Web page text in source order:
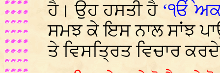
ਹੈ। ਉਹ ਹਸਤੀ ਹੈ ‘ੴ
ਸਮਝ ਕੇ ਇਸ ਨਾਲ ਸਾਂਝ
ਤੇ ਵਿਸਤ੍ਰਿਤ ਵਿਚਾਰ